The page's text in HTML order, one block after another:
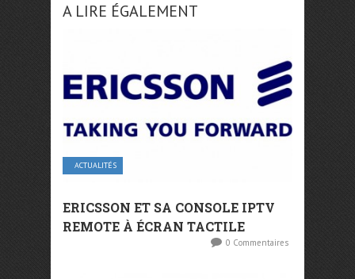
A LIRE ÉGALEMENT
ACTUALITÉS
ERICSSON ET SA CONSOLE IPTV
REMOTE À ÉCRAN TACTILE
0 Commentaires